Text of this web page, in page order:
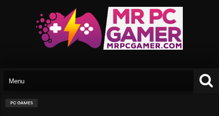
PC GAMES